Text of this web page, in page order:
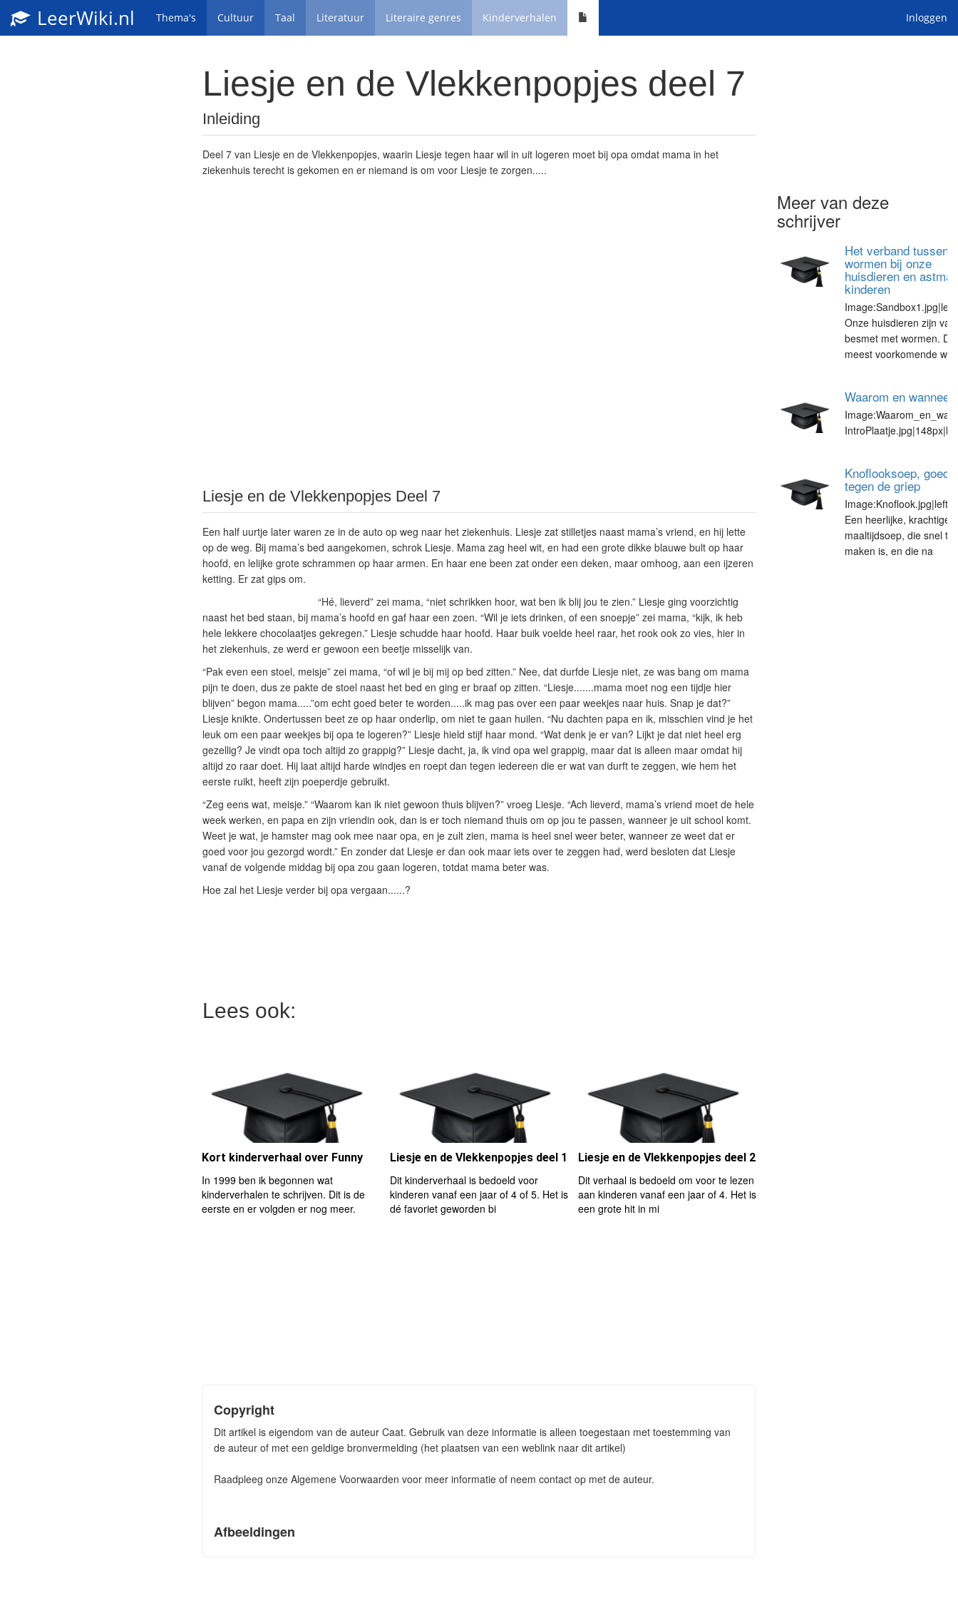
LeerWiki.nl Thema's Cultuur Taal Literatuur Literaire genres Kinderverhalen Inloggen
Liesje en de Vlekkenpopjes deel 7
Inleiding
Deel 7 van Liesje en de Vlekkenpopjes, waarin Liesje tegen haar wil in uit logeren moet bij opa omdat mama in het
ziekenhuis terecht is gekomen en er niemand is om voor Liesje te zorgen.....
Liesje en de Vlekkenpopjes Deel 7
Een half uurtje later waren ze in de auto op weg naar het ziekenhuis. Liesje zat stilletjes naast mama’s vriend, en hij lette
op de weg. Bij mama’s bed aangekomen, schrok Liesje. Mama zag heel wit, en had een grote dikke blauwe bult op haar
hoofd, en lelijke grote schrammen op haar armen. En haar ene been zat onder een deken, maar omhoog, aan een ijzeren
ketting. Er zat gips om.
“Hé, lieverd” zei mama, “niet schrikken hoor, wat ben ik blij jou te zien.” Liesje ging voorzichtig
naast het bed staan, bij mama’s hoofd en gaf haar een zoen. “Wil je iets drinken, of een snoepje” zei mama, “kijk, ik heb
hele lekkere chocolaatjes gekregen.” Liesje schudde haar hoofd. Haar buik voelde heel raar, het rook ook zo vies, hier in
het ziekenhuis, ze werd er gewoon een beetje misselijk van.
“Pak even een stoel, meisje” zei mama, “of wil je bij mij op bed zitten.” Nee, dat durfde Liesje niet, ze was bang om mama
pijn te doen, dus ze pakte de stoel naast het bed en ging er braaf op zitten. “Liesje.......mama moet nog een tijdje hier
blijven” begon mama.....”om echt goed beter te worden.....ik mag pas over een paar weekjes naar huis. Snap je dat?”
Liesje knikte. Ondertussen beet ze op haar onderlip, om niet te gaan huilen. “Nu dachten papa en ik, misschien vind je het
leuk om een paar weekjes bij opa te logeren?” Liesje hield stijf haar mond. “Wat denk je er van? Lijkt je dat niet heel erg
gezellig? Je vindt opa toch altijd zo grappig?” Liesje dacht, ja, ik vind opa wel grappig, maar dat is alleen maar omdat hij
altijd zo raar doet. Hij laat altijd harde windjes en roept dan tegen iedereen die er wat van durft te zeggen, wie hem het
eerste ruikt, heeft zijn poeperdje gebruikt.
“Zeg eens wat, meisje.” “Waarom kan ik niet gewoon thuis blijven?” vroeg Liesje. “Ach lieverd, mama’s vriend moet de hele
week werken, en papa en zijn vriendin ook, dan is er toch niemand thuis om op jou te passen, wanneer je uit school komt.
Weet je wat, je hamster mag ook mee naar opa, en je zult zien, mama is heel snel weer beter, wanneer ze weet dat er
goed voor jou gezorgd wordt.” En zonder dat Liesje er dan ook maar iets over te zeggen had, werd besloten dat Liesje
vanaf de volgende middag bij opa zou gaan logeren, totdat mama beter was.
Hoe zal het Liesje verder bij opa vergaan......?
Lees ook:
Kort kinderverhaal over Funny
In 1999 ben ik begonnen wat
kinderverhalen te schrijven. Dit is de
eerste en er volgden er nog meer.
Liesje en de Vlekkenpopjes deel 1
Dit kinderverhaal is bedoeld voor
kinderen vanaf een jaar of 4 of 5. Het is
dé favoriet geworden bi
Liesje en de Vlekkenpopjes deel 2
Dit verhaal is bedoeld om voor te lezen
aan kinderen vanaf een jaar of 4. Het is
een grote hit in mi
Copyright
Dit artikel is eigendom van de auteur Caat. Gebruik van deze informatie is alleen toegestaan met toestemming van
de auteur of met een geldige bronvermelding (het plaatsen van een weblink naar dit artikel)
Raadpleeg onze Algemene Voorwaarden voor meer informatie of neem contact op met de auteur.
Afbeeldingen
Meer van deze
schrijver
Het verband tussen
wormen bij onze
huisdieren en astma
kinderen
Onze huisdieren zijn
besmet met wormen. De
meest voorkomende
Waarom en
Knoflooksoep, goed
tegen de griep
Een heerlijke, krachtige
maaltijdsoep, die snel te
maken is, en die na